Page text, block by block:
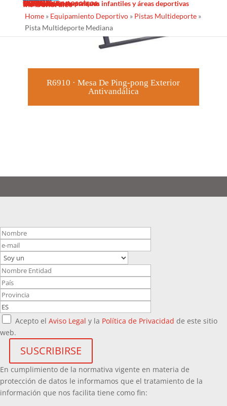
Trabaja con nosotros
Servicios
Diseño
Fabricacion
Mantenimiento
Proyectos llave en mano
Desinfección de parques infantiles y áreas deportivas
Contacto
Ins Generales
Home» Equipamiento Deportivo» Pistas Multideporte»
Pista Multideporte Mediana
R6910 · Mesa De Ping-pong Exterior
Antivandálica
Acepto el Aviso Legal y la Política de Privacidad de este sitio
web.
En cumplimiento de la normativa vigente en materia de
protección de datos le informamos que el tratamiento de la
información que nos facilita tiene como fin: